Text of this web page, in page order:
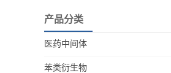
产品分类
医药中间体
苯类衍生物